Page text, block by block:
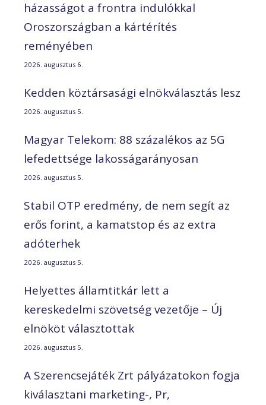
házasságot a frontra indulókkal
Oroszországban a kártérítés
reményében
2026. augusztus 6.
Kedden köztársasági elnökválasztás lesz
2026. augusztus 5.
Magyar Telekom: 88 százalékos az 5G
lefedettsége lakosságarányosan
2026. augusztus 5.
Stabil OTP eredmény, de nem segít az
erős forint, a kamatstop és az extra
adóterhek
2026. augusztus 5.
Helyettes államtitkár lett a
kereskedelmi szövetség vezetője – Új
elnököt választottak
2026. augusztus 5.
A Szerencsejáték Zrt pályázatokon fogja
kiválasztani marketing-, Pr,